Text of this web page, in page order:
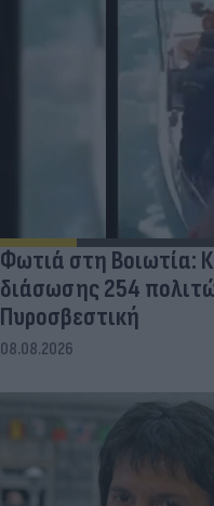
Φωτιά στη Βοιωτία:
διάσωσης 254
Πυροσβεστική
08.08.2026